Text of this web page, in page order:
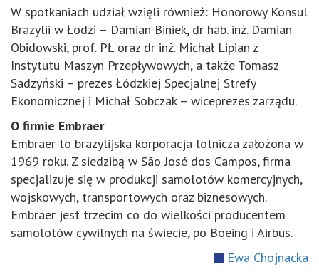
W spotkaniach udział wzięli również: Honorowy Konsul
Brazylii w Łodzi – Damian Biniek, dr hab. inż. Damian
Obidowski, prof. PŁ oraz dr inż. Michał Lipian z
Instytutu Maszyn Przepływowych, a także Tomasz
Sadzyński – prezes Łódzkiej Specjalnej Strefy
Ekonomicznej i Michał Sobczak – wiceprezes zarządu.
O firmie Embraer
Embraer to brazylijska korporacja lotnicza założona w
1969 roku. Z siedzibą w São José dos Campos, firma
specjalizuje się w produkcji samolotów komercyjnych,
wojskowych, transportowych oraz biznesowych.
Embraer jest trzecim co do wielkości producentem
samolotów cywilnych na świecie, po Boeing i Airbus.
Ewa Chojnacka